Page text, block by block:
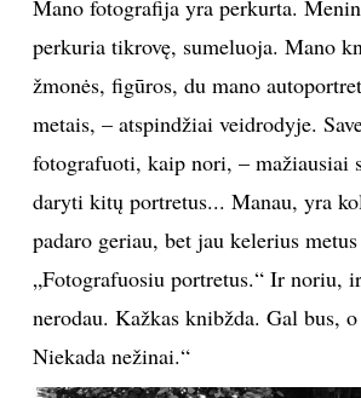
jie skirtingai matys, jaus. Leiskime
ir pamatysime penkias skirtingas
Portretas
„Per visą savo kūrybos kelią esu
portretus. Fiksuoju tik žmonių
Juk nefotografuoju mėnulyje.
Mano fotografija yra perkurta.
perkuria tikrovę, sumeluoja. Mano
žmonės, figūros, du mano